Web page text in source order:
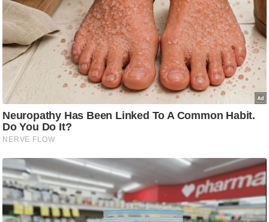
g
N
e
w
s
ला
इ
फ
स्टा
ल
टे
क्नॉ
लॉ